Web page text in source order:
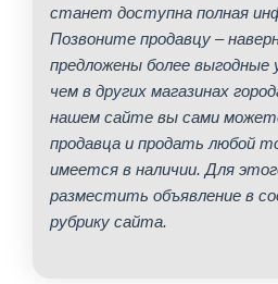
станет доступна полная
Позвоните продавцу –
предложены более выгодные
чем в других магазинах
нашем сайте вы сами
продавца и продать любой
имеется в наличии. Для
разместить объявление в
рубрику сайта.